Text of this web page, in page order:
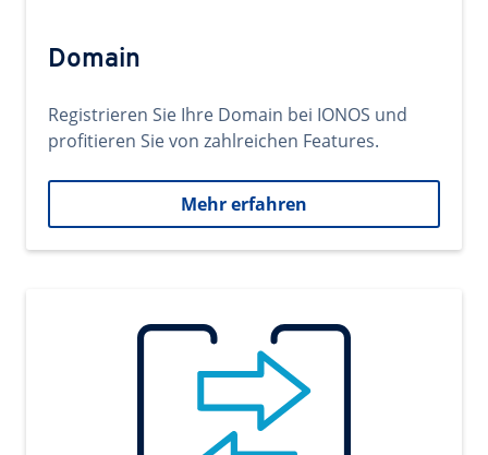
Domain
Registrieren Sie Ihre Domain bei IONOS und
profitieren Sie von zahlreichen Features.
Mehr erfahren